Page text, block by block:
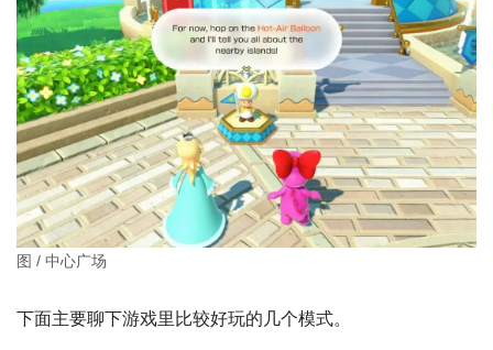
图 / 中心广场
下面主要聊下游戏里比较好玩的几个模式。